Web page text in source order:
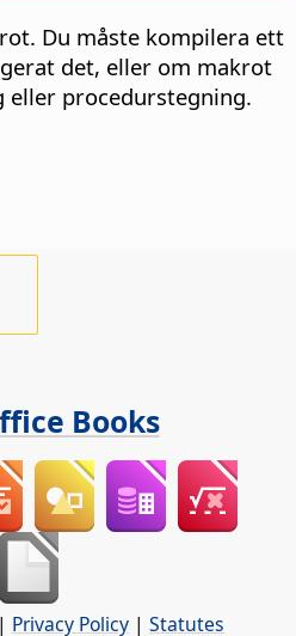
Du måste kompilera ett
det, eller om makrot
eller procedurstegning.
Books
| Privacy Policy | Statutes